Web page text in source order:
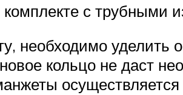
с трубными
необходимо уделить
кольцо не даст